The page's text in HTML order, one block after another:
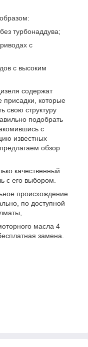
турбонаддува;
с
с высоким
содержат
присадки, которые
свою структуру
подобрать
с
известных
обзор
качественный
с его выбором.
происхождение
по доступной
масла 4
замена.